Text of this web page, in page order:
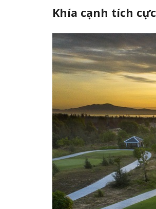
Khía cạnh tích cực